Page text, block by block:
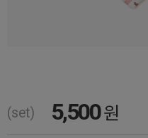
(set) 5,500원